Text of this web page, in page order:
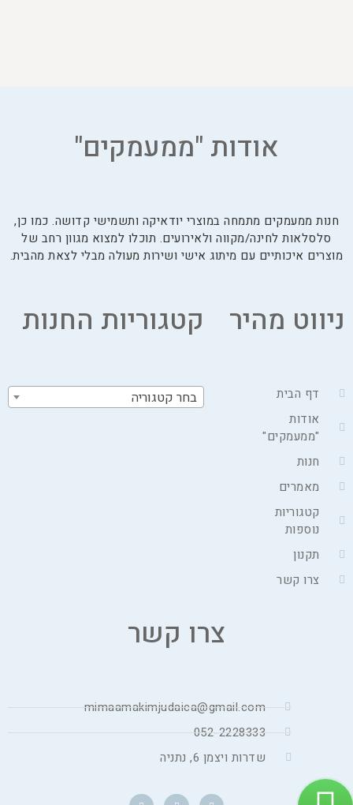
אודות "ממעמקים"
חנות ממעמקים מתמחה במוצרי יודאיקה ותשמישי קדושה. כמו כן,
סלסלאות לחינה/מקווה ולאירועים. תוכלו למצוא מגוון רחב של
מוצרים איכותיים עם מיתוג אישי ושירות מעולה מבלי לצאת מהבית.
ניווט מהיר
דף הבית
אודות
"ממעמקים"
חנות
מאמרים
קטגוריות
נוספות
תקנון
צרו קשר
קטגוריות החנות
בחר קטגוריה
צרו קשר
mimaamakimjudaica@gmail.com
052-2228333
שדרות ויצמן 6, נתניה